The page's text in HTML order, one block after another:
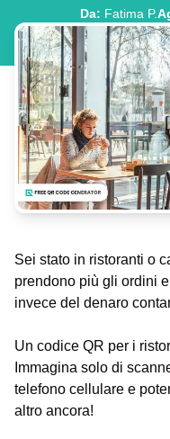
Da: Fatima P.
Sei stato in ristoranti o
prendono più gli ordini
invece del denaro
Un codice QR per i
Immagina solo di
telefono cellulare e
altro ancora!